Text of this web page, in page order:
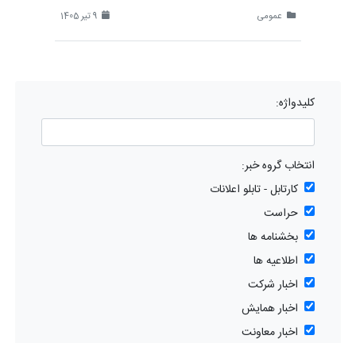
عمومی
کلیدواژه:
انتخاب گروه خبر:
کارتابل - تابلو اعلانات
حراست
بخشنامه ها
اطلاعیه ها
اخبار شرکت
اخبار همایش
اخبار معاونت